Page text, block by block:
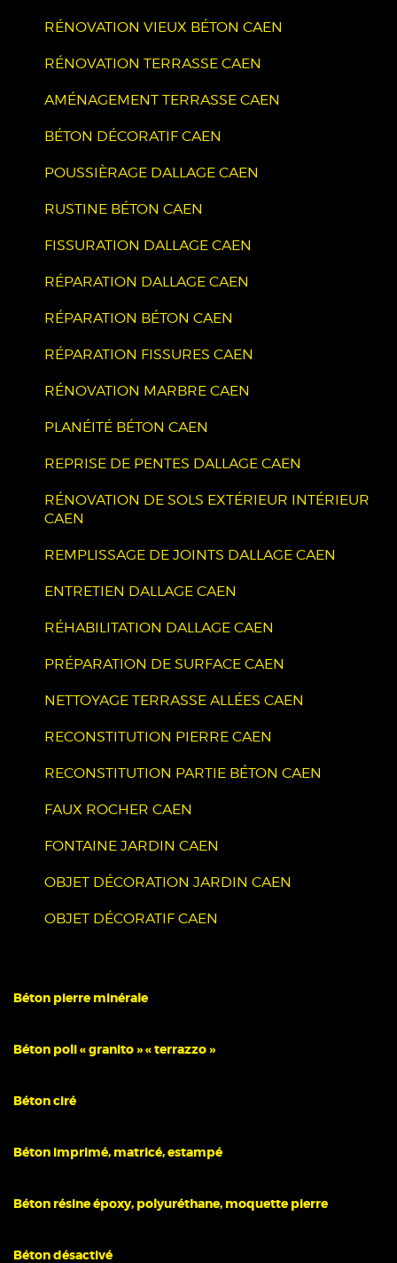
RÉNOVATION VIEUX BÉTON CAEN
RÉNOVATION TERRASSE CAEN
AMÉNAGEMENT TERRASSE CAEN
BÉTON DÉCORATIF CAEN
POUSSIÈRAGE DALLAGE CAEN
RUSTINE BÉTON CAEN
FISSURATION DALLAGE CAEN
RÉPARATION DALLAGE CAEN
RÉPARATION BÉTON CAEN
RÉPARATION FISSURES CAEN
RÉNOVATION MARBRE CAEN
PLANÉITÉ BÉTON CAEN
REPRISE DE PENTES DALLAGE CAEN
RÉNOVATION DE SOLS EXTÉRIEUR INTÉRIEUR
CAEN
REMPLISSAGE DE JOINTS DALLAGE CAEN
ENTRETIEN DALLAGE CAEN
RÉHABILITATION DALLAGE CAEN
PRÉPARATION DE SURFACE CAEN
NETTOYAGE TERRASSE ALLÉES CAEN
RECONSTITUTION PIERRE CAEN
RECONSTITUTION PARTIE BÉTON CAEN
FAUX ROCHER CAEN
FONTAINE JARDIN CAEN
OBJET DÉCORATION JARDIN CAEN
OBJET DÉCORATIF CAEN
Béton pierre minérale
Béton poli « granito » « terrazzo »
Béton ciré
Béton imprimé, matricé, estampé
Béton résine époxy, polyuréthane, moquette pierre
Béton désactivé